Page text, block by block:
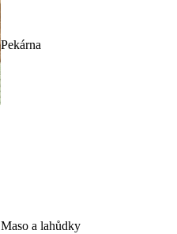
Pekárna
Maso a lahůdky